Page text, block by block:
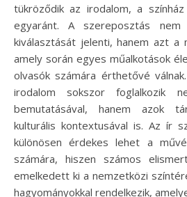
tükröződik az irodalom, a
egyaránt. A szereposztás nem
kiválasztását jelenti, hanem azt a
amely során egyes műalkotások
olvasók számára érthetővé
irodalom sokszor foglalkozik
bemutatásával, hanem azok
kulturális kontextusával is. Az ír
különösen érdekes lehet a
számára, hiszen számos
emelkedett ki a nemzetközi
hagyományokkal rendelkezik,